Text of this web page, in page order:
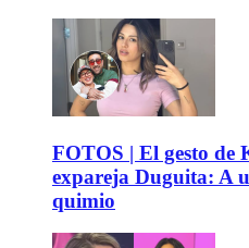
FOTOS | El gesto de
expareja Duguita: A
quimio